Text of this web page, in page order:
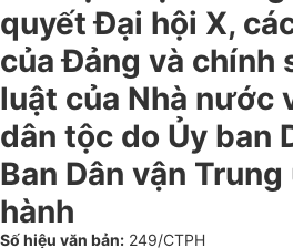
quyết Đại hội X,
của Đảng và chính
luật của Nhà nước
dân tộc do Ủy ban
Ban Dân vận
hành
Số hiệu văn bản: 249/CTPH